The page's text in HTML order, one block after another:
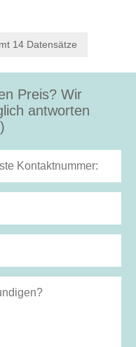
14 Datensätze
Preis? Wir
antworten